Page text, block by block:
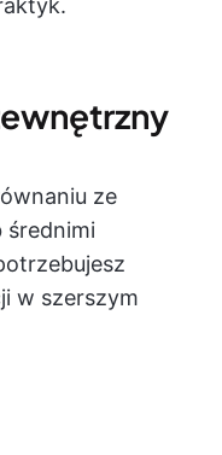
ze
średnimi
w szerszym